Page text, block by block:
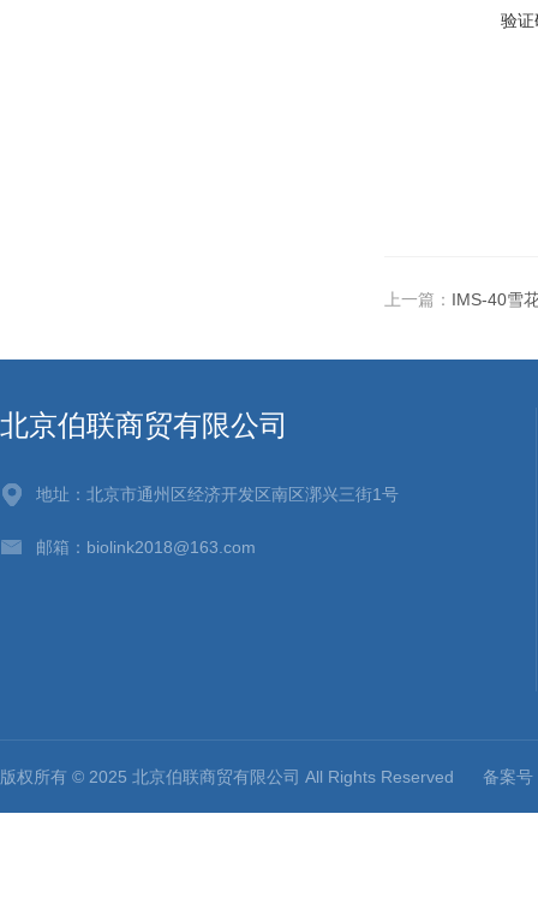
验证
上一篇： IMS-40雪
北京伯联商贸有限公司
地址：北京市通州区经济开发区南区漷兴三街1号
邮箱：biolink2018@163.com
版权所有 © 2025 北京伯联商贸有限公司 All Rights Reserved 备案号